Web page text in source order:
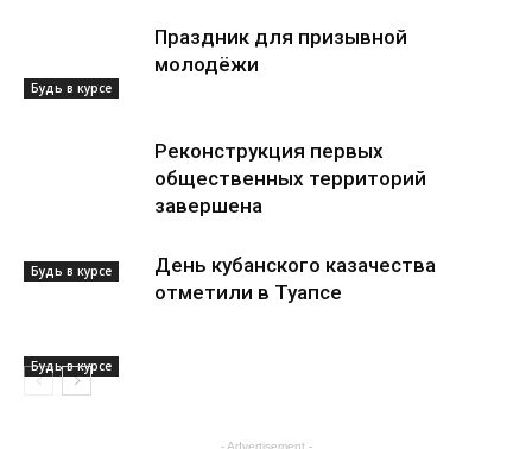
Будь в курсе
Праздник для призывной
молодёжи
Будь в курсе
Реконструкция первых
общественных территорий
завершена
Будь в курсе
День кубанского казачества
отметили в Туапсе
- Advertisement -